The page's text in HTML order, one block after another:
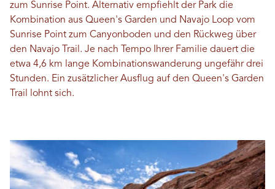
zum Sunrise Point. Alternativ empfiehlt der Park die
Kombination aus Queen's Garden und Navajo Loop vom
Sunrise Point zum Canyonboden und den Rückweg über
den Navajo Trail. Je nach Tempo Ihrer Familie dauert die
etwa 4,6 km lange Kombinationswanderung ungefähr drei
Stunden. Ein zusätzlicher Ausflug auf den Queen's Garden
Trail lohnt sich.